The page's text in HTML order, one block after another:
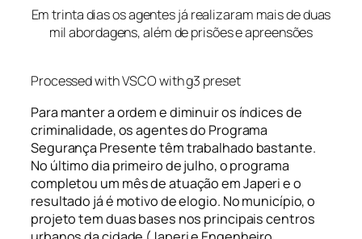
Em trinta dias os agentes já realizaram mais de duas
mil abordagens, além de prisões e apreensões
Processed with VSCO with g3 preset
Para manter a ordem e diminuir os índices de
criminalidade, os agentes do Programa
Segurança Presente têm trabalhado bastante.
No último dia primeiro de julho, o programa
completou um mês de atuação em Japeri e o
resultado já é motivo de elogio. No município, o
projeto tem duas bases nos principais centros